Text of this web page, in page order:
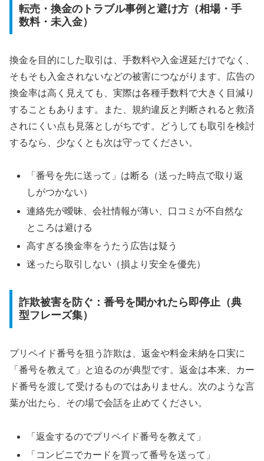
転売・換金のトラブル事例と避け方（相場・手
数料・未入金）
換金を目的にした取引は、手数料や入金遅延だけでなく、
そもそも入金されないなどの被害につながります。広告の
換金率は高く見えても、実際は各種手数料で大きく目減り
することもあります。また、規約違反と判断されると救済
されにくい点も見落としがちです。どうしても取引を検討
するなら、少なくとも次は守ってください。
「番号を先に送って」は断る（送った時点で取り返
しがつかない）
連絡先が曖昧、会社情報が薄い、口コミが不自然な
ところは避ける
高すぎる換金率をうたう広告は疑う
迷ったら取引しない（損より安全を優先）
詐欺被害を防ぐ：番号を聞かれたら即停止（典
型フレーズ集）
プリペイド番号を狙う詐欺は、返金や料金未納を口実に
「番号を教えて」と迫るのが典型です。返金は本来、カー
ド番号を渡して受けるものではありません。次のような言
葉が出たら、その場で会話を止めてください。
「返金するのでプリペイド番号を教えて」
「コンビニでカードを買って番号を送って」